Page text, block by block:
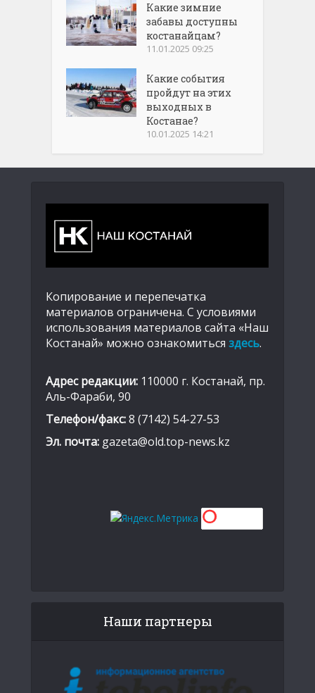
Какие зимние
забавы доступны
костанайцам?
11.01.2025 09:25
Какие события
пройдут на этих
выходных в
Костанае?
10.01.2025 14:21
Копирование и перепечатка
материалов ограничена. С условиями
использования материалов сайта «Наш
Костанай» можно ознакомиться здесь.
Адрес редакции: 110000 г. Костанай, пр.
Аль-Фараби, 90
Телефон/факс:8 (7142) 54-27-53
Эл. почта: gazeta@old.top-news.kz
Наши партнеры